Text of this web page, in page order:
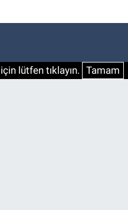
lütfen tıklayın. Tamam